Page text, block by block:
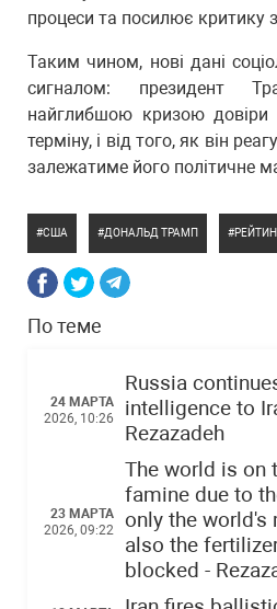
процеси та посилює критику
Таким чином, нові дані
сигналом: президент
найглибшою кризою довіри
терміну, і від того, як він
залежатиме його політичне
США ДОНАЛЬД ТРАМП
По теме
24 МАРТА
2026, 10:26
Russia
intelligence to
Rezazadeh
23 МАРТА
2026, 09:22
The world is on
famine due to
only the world's
also the
blocked -